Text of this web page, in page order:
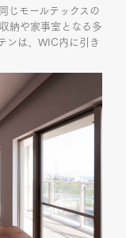
じモールテックスの
納や家事室となる多
ンは、WIC内に引き